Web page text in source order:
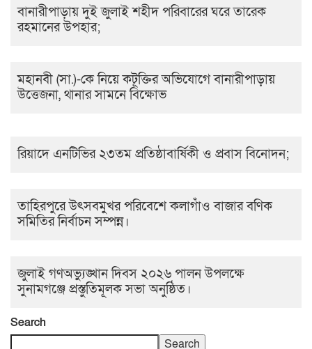
বানারীপাড়ায় দুই জুলাই শহীদ পরিবারের ঘরে তারেক
রহমানের উপহার;
মহানবী (সা.)-কে নিয়ে কটূক্তির অভিযোগে বানারীপাড়ায়
উত্তেজনা, থানার সামনে বিক্ষোভ
রিয়াদে এনটিভির ২৩তম প্রতিষ্ঠাবার্ষিকী ও প্রবাস বিনোদন;
তাহিরপুরে উৎসবমুখর পরিবেশে কলাগাঁও বাজার বণিক
সমিতির নির্বাচন সম্পন্ন।
জুলাই গণঅভ্যুঙ্খান দিবস ২০২৬ পালন উপলক্ষে
সুনামগঞ্জে প্রস্তুতিমূলক সভা অনুষ্ঠিত।
Search
Search